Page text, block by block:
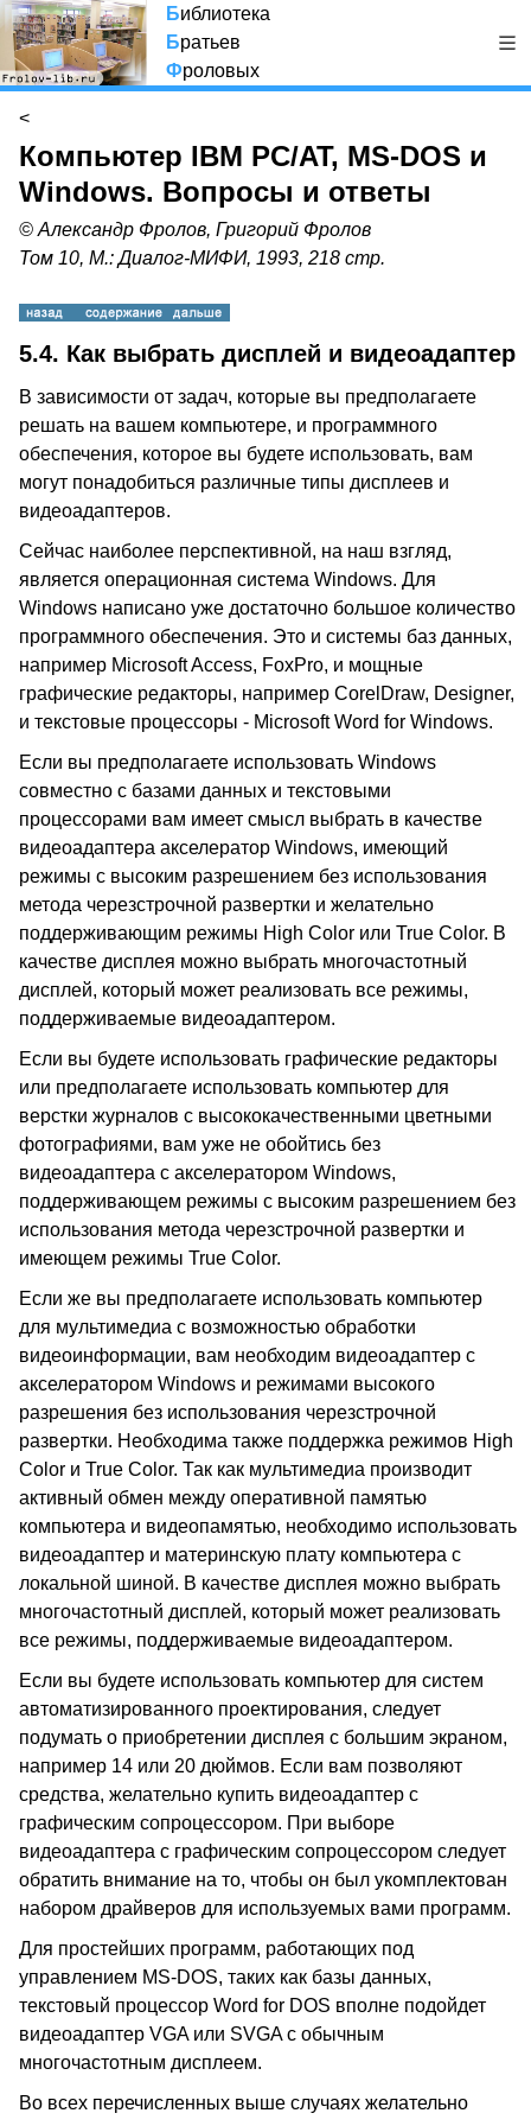
Библиотека
Братьев
Фроловых
<
Компьютер IBM PC/AT, MS-DOS и
Windows. Вопросы и ответы
© Александр Фролов, Григорий Фролов
Том 10, М.: Диалог-МИФИ, 1993, 218 стр.
5.4. Как выбрать дисплей и видеоадаптер
В зависимости от задач, которые вы предполагаете
решать на вашем компьютере, и программного
обеспечения, которое вы будете использовать, вам
могут понадобиться различные типы дисплеев и
видеоадаптеров.
Сейчас наиболее перспективной, на наш взгляд,
является операционная система Windows. Для
Windows написано уже достаточно большое количество
программного обеспечения. Это и системы баз данных,
например Microsoft Access, FoxPro, и мощные
графические редакторы, например CorelDraw, Designer,
и текстовые процессоры - Microsoft Word for Windows.
Если вы предполагаете использовать Windows
совместно с базами данных и текстовыми
процессорами вам имеет смысл выбрать в качестве
видеоадаптера акселератор Windows, имеющий
режимы с высоким разрешением без использования
метода черезстрочной развертки и желательно
поддерживающим режимы High Color или True Color. В
качестве дисплея можно выбрать многочастотный
дисплей, который может реализовать все режимы,
поддерживаемые видеоадаптером.
Если вы будете использовать графические редакторы
или предполагаете использовать компьютер для
верстки журналов с высококачественными цветными
фотографиями, вам уже не обойтись без
видеоадаптера с акселератором Windows,
поддерживающем режимы с высоким разрешением без
использования метода черезстрочной развертки и
имеющем режимы True Color.
Если же вы предполагаете использовать компьютер
для мультимедиа с возможностью обработки
видеоинформации, вам необходим видеоадаптер с
акселератором Windows и режимами высокого
разрешения без использования черезстрочной
развертки. Необходима также поддержка режимов High
Color и True Color. Так как мультимедиа производит
активный обмен между оперативной памятью
компьютера и видеопамятью, необходимо использовать
видеоадаптер и материнскую плату компьютера с
локальной шиной. В качестве дисплея можно выбрать
многочастотный дисплей, который может реализовать
все режимы, поддерживаемые видеоадаптером.
Если вы будете использовать компьютер для систем
автоматизированного проектирования, следует
подумать о приобретении дисплея с большим экраном,
например 14 или 20 дюймов. Если вам позволяют
средства, желательно купить видеоадаптер с
графическим сопроцессором. При выборе
видеоадаптера с графическим сопроцессором следует
обратить внимание на то, чтобы он был укомплектован
набором драйверов для используемых вами программ.
Для простейших программ, работающих под
управлением MS-DOS, таких как базы данных,
текстовый процессор Word for DOS вполне подойдет
видеоадаптер VGA или SVGA с обычным
многочастотным дисплеем.
Во всех перечисленных выше случаях желательно